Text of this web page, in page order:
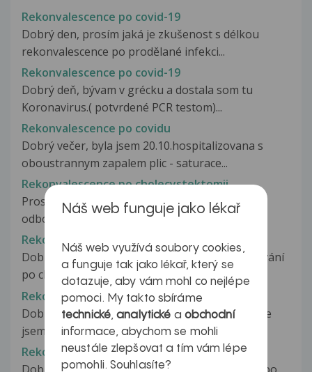
Rekonvalescence po covid-19
Dobrý den, prosím jaká je zkušenost s délkou
rekonvalescence po prodělané infekci...
Rekonvalescence po covid-19
Dobrý deň, bývam v grécku a dostala som tu
Koronavirus.( potvrdené PCR testom)...
Rekonvalescence po covidu
Dobrý večer, byla jsem 20.10.hospitalizovana s
oboustrannym zapalem plic - saturace...
Rekonvalescence po cholecystektomii
Prosím ideálně o radu chirurga, či jiného
odborníka: Dobrý den, 19. 12. jsem...
Rekonvalescence po chřipce
Dobrý den, chtěl jsem se zeptat ohledně trénování
po chřipce.Minulý týden ve...
Rekonvalescence po infekční mononukleose
Dobrý den, nedávno jsem byla u lekare ,protoze
jsem byla nemocna. Doktor mi...
Rekonvalescence po mononukleoze
Náš web funguje jako lékař
Náš web využívá soubory cookies,
a funguje tak jako lékař, který se
dotazuje, aby vám mohl co nejlépe
pomoci. My takto sbíráme
technické,analytické a obchodní
informace, abychom se mohli
neustále zlepšovat a tím vám lépe
pomohli. Souhlasíte?